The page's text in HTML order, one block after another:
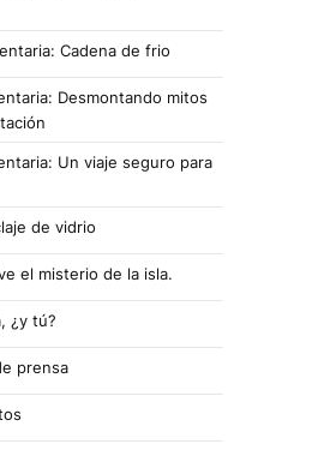
Cadena de frio
Desmontando mitos
Un viaje seguro para
de vidrio
el misterio de la isla.
¿y tú?
prensa